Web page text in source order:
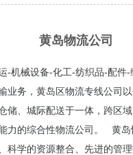
黄岛物流公司
-机械设备-化工-纺织品-配件
业务，黄岛区物流专线公司
储、城际配送于一体，跨区
力的综合性物流公司。 黄
科学的资源整合、先进的管